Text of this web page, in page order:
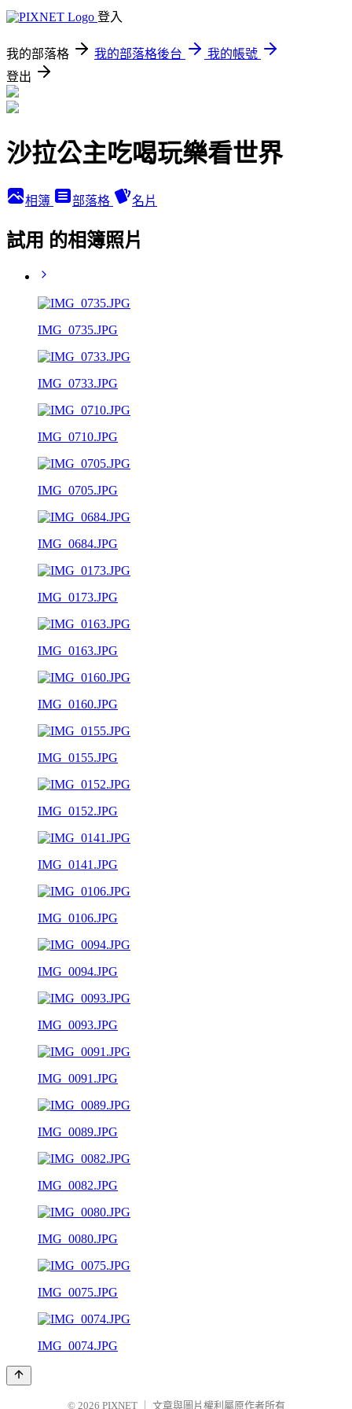
登入
我的部落格 我的部落格後台
我的帳號
登出
沙拉公主吃喝玩樂看世界
相簿 部落格 名片
試用 的相簿照片
IMG_0735.JPG
IMG_0733.JPG
IMG_0710.JPG
IMG_0705.JPG
IMG_0684.JPG
IMG_0173.JPG
IMG_0163.JPG
IMG_0160.JPG
IMG_0155.JPG
IMG_0152.JPG
IMG_0141.JPG
IMG_0106.JPG
IMG_0094.JPG
IMG_0093.JPG
IMG_0091.JPG
IMG_0089.JPG
IMG_0082.JPG
IMG_0080.JPG
IMG_0075.JPG
IMG_0074.JPG
© 2026 PIXNET 文章與圖片權利屬原作者所有